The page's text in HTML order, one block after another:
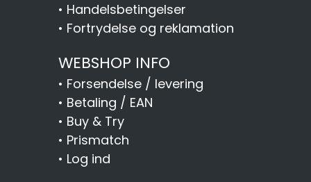
• Handelsbetingelser
• Fortrydelse og reklamation
WEBSHOP INFO
• Forsendelse / levering
• Betaling / EAN
• Buy & Try
• Prismatch
• Log ind